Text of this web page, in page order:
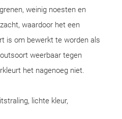
weinig noesten en
waardoor het een
is om bewerkt te worden als
weerbaar tegen
het nagenoeg niet.
lichte kleur,